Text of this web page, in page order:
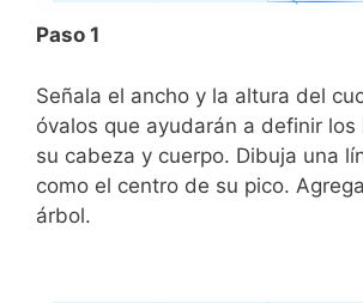
Paso 1
Señala el ancho y la altura del
óvalos que ayudarán a definir los
su cabeza y cuerpo. Dibuja una
como el centro de su pico.
árbol.